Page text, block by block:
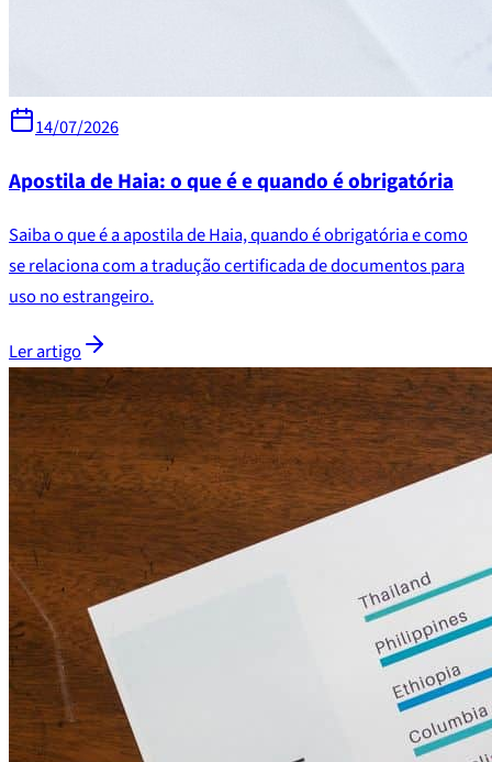
14/07/2026
Apostila de Haia: o que é e quando é obrigatória
Saiba o que é a apostila de Haia, quando é obrigatória e como
se relaciona com a tradução certificada de documentos para
uso no estrangeiro.
Ler artigo